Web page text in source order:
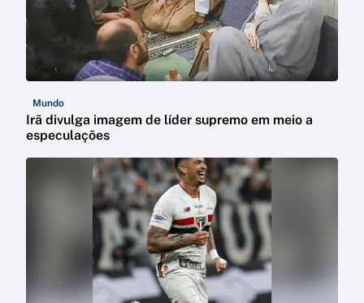
Mundo
Irã divulga imagem de líder supremo em meio a
especulações